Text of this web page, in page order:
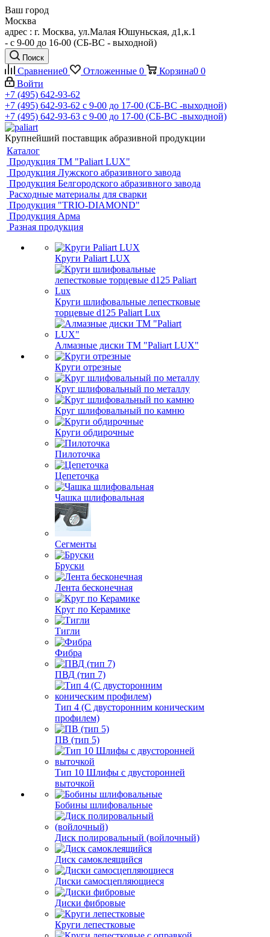
Ваш город
Москва
адрес : г. Москва, ул.Малая Юшуньская, д1,к.1
- c 9-00 до 16-00 (СБ-ВС - выходной)
Поиск
Сравнение0 Отложенные 0 Корзина0 0
Войти
+7 (495) 642-93-62
+7 (495) 642-93-62 c 9-00 до 17-00 (СБ-ВС -выходной)
+7 (495) 642-93-63 c 9-00 до 17-00 (СБ-ВС -выходной)
Крупнейший поставщик абразивной продукции
Каталог
Продукция ТМ "Paliart LUX"
Продукция Лужского абразивного завода
Продукция Белгородского абразивного завода
Расходные материалы для сварки
Продукция "TRIO-DIAMOND"
Продукция Арма
Разная продукция
Круги Paliart LUX
Круги шлифовальные лепестковые
торцевые d125 Paliart Lux
Алмазные диски ТМ "Paliart LUX"
Круги отрезные
Круг шлифовальный по металлу
Круг шлифовальный по камню
Круги обдирочные
Пилоточка
Цепеточка
Чашка шлифовальная
Сегменты
Бруски
Лента бесконечная
Круг по Керамике
Тигли
Фибра
ПВД (тип 7)
Тип 4 (С двусторонним коническим
профилем)
ПВ (тип 5)
Тип 10 Шлифы с двусторонней
выточкой
Бобины шлифовальные
Диск полировальный (войлочный)
Диск самоклеящийся
Диски самосцепляющиеся
Диски фибровые
Круги лепестковые